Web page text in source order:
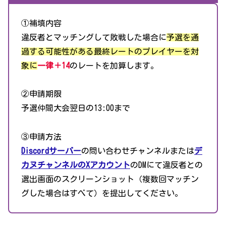
①補填内容
違反者とマッチングして敗戦した場合に予選を通
過する可能性がある最終レートのプレイヤーを対
象に一律＋14のレートを加算します。
②申請期限
予選仲間大会翌日の13:00まで
③申請方法
Discordサーバーの問い合わせチャンネルまたはデ
カヌチャンネルのXアカウントのDMにて違反者との
選出画面のスクリーンショット（複数回マッチン
グした場合はすべて）を提出してください。